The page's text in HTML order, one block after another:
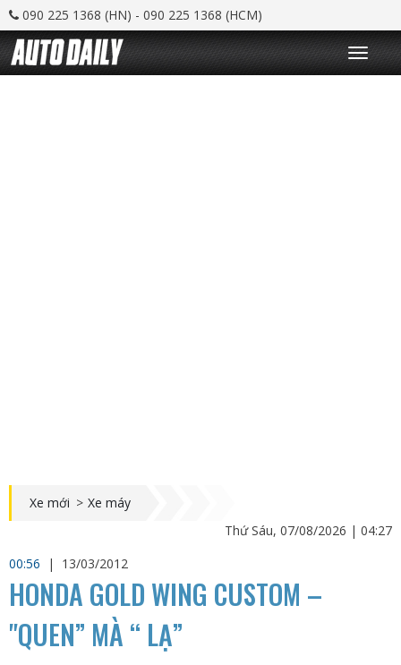
090 225 1368 (HN) - 090 225 1368 (HCM)
T
o
g
Xe mới > Xe máy
Thứ Sáu, 07/08/2026 | 04:27
00:56
| 13/03/2012
HONDA GOLD WING CUSTOM –
"QUEN” MÀ “ LẠ”